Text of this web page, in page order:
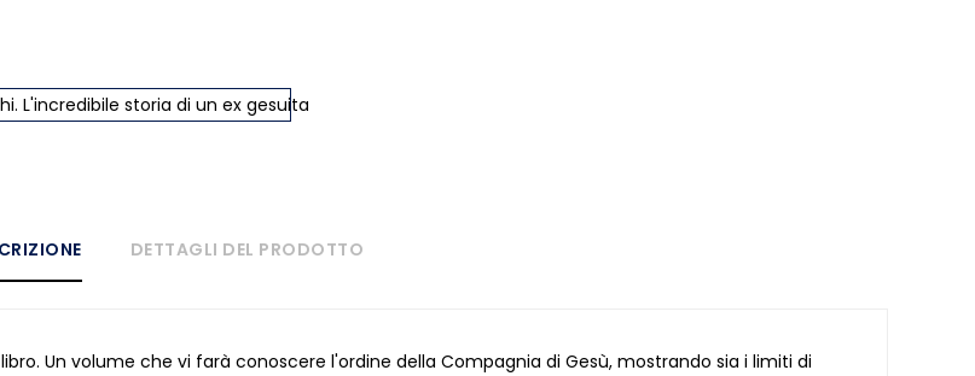
DETTAGLI DEL PRODOTTO
Un volume che vi farà conoscere l'ordine della Compagnia di Gesù, mostrando sia i limiti di